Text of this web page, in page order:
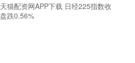
天猫配资网APP下载 日经225指数收
盘跌0.56%